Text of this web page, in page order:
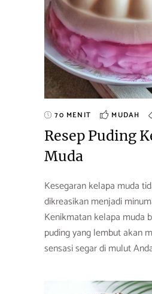
70 MENIT MUDAH
Resep Puding
Muda
Kesegaran kelapa muda
dikreasikan menjadi
Kenikmatan kelapa muda
puding yang lembut akan
sensasi segar di mulut